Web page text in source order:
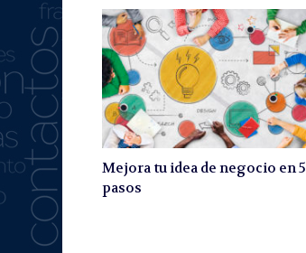
Mejora tu idea de negocio en 5
pasos